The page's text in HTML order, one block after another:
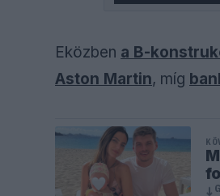
Eközben a B-
Aston Martin, míg
↓